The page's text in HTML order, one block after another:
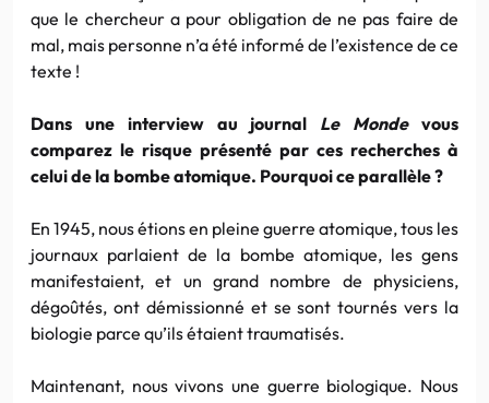
que le chercheur a pour obligation de ne pas faire de
mal, mais personne n’a été informé de l’existence de ce
texte !
Dans une interview au journal Le Mondevous
comparez le risque présenté par ces recherches à
celui de la bombe atomique. Pourquoi ce parallèle ?
En 1945, nous étions en pleine guerre atomique, tous les
journaux parlaient de la bombe atomique, les gens
manifestaient, et un grand nombre de physiciens,
dégoûtés, ont démissionné et se sont tournés vers la
biologie parce qu’ils étaient traumatisés.
Maintenant, nous vivons une guerre biologique. Nous